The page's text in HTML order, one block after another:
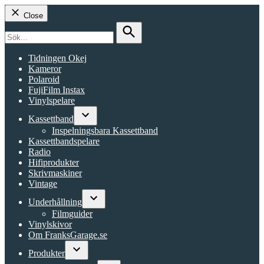
Close
for:
Search
Tidningen Okej
Kameror
Polaroid
FujiFilm Instax
Vinylspelare
Kassettband
Open
dropdown
menu
Inspelningsbara Kassettband
Kassettbandspelare
Radio
Hifiprodukter
Skrivmaskiner
Vintage
Underhållning
Open
Filmguider
Vinylskivor
Om FranksGarage.se
Produkter
Open